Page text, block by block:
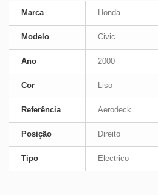
Marca Honda
Modelo Civic
Ano 2000
Cor Liso
Referência Aerodeck
Posição Direito
Tipo Electrico